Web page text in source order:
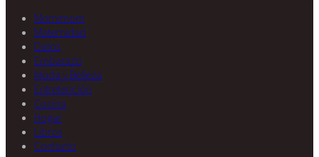
Momimom
Maternidad
Datos
Embarazo
Moda y Belleza
Entretención
Cocina
Hogar
Libros
Contacto